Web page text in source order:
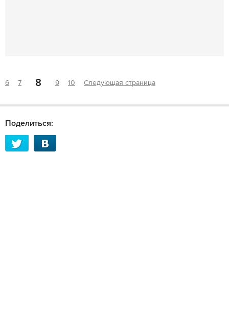
6 7 8 9 10 Следующая страница
Поделиться: